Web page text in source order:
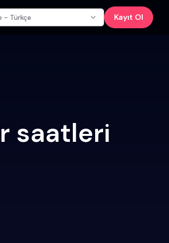
- Türkçe Kayıt Ol
saatleri